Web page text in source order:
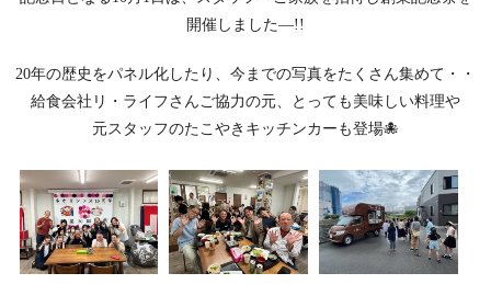
開催しました—!!
20年の歴史をパネル化したり、今までの写真をたくさん集めて・・
給食会社リ・ライフさんご協力の元、とっても美味しい料理や
元スタッフのたこやきキッチンカーも登場🐙